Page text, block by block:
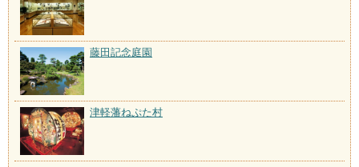
藤田記念庭園
津軽藩ねぷた村